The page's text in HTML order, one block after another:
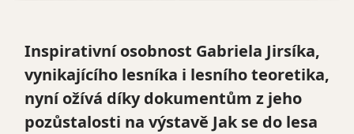
Inspirativní osobnost Gabriela Jirsíka,
vynikajícího lesníka i lesního teoretika,
nyní ožívá díky dokumentům z jeho
pozůstalosti na výstavě Jak se do lesa